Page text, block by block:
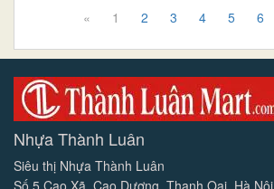
« 1 2 3 4 5 6
Nhựa Thành Luân
Siêu thị Nhựa Thành Luân
Số 5 Cao Xã, Cao Dương, Thanh Oai, Hà Nội